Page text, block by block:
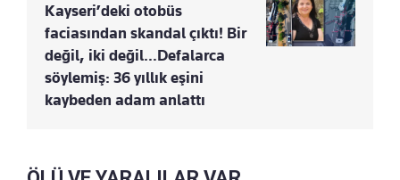
Kayseri’deki otobüs
faciasından skandal çıktı! Bir
değil, iki değil…Defalarca
söylemiş: 36 yıllık eşini
kaybeden adam anlattı